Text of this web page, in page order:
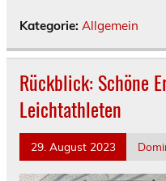
Kategorie: Allgemein
Rückblick: Schöne
Leichtathleten
29. August 2023